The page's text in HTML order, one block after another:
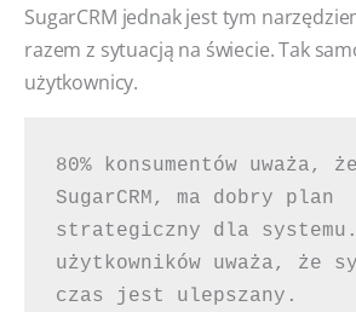
SugarCRM jednak jest tym
razem z sytuacją na świecie. Tak
użytkownicy.
80% konsumentów uważa,
SugarCRM, ma dobry plan
strategiczny dla systemu.
użytkowników uważa, że
czas jest ulepszany.